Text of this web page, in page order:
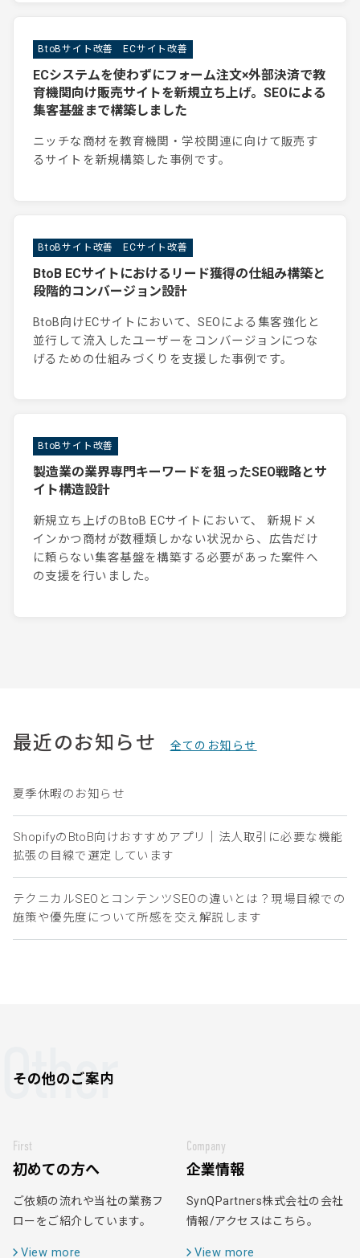
BtoBサイト改善 ECサイト改善
ECシステムを使わずにフォーム注文×外部決済で教
育機関向け販売サイトを新規立ち上げ。SEOによる
集客基盤まで構築しました
ニッチな商材を教育機関・学校関連に向けて販売す
るサイトを新規構築した事例です。
BtoBサイト改善 ECサイト改善
BtoB ECサイトにおけるリード獲得の仕組み構築と
段階的コンバージョン設計
BtoB向けECサイトにおいて、SEOによる集客強化と
並行して流入したユーザーをコンバージョンにつな
げるための仕組みづくりを支援した事例です。
BtoBサイト改善
製造業の業界専門キーワードを狙ったSEO戦略とサ
イト構造設計
新規立ち上げのBtoB ECサイトにおいて、 新規ドメ
インかつ商材が数種類しかない状況から、広告だけ
に頼らない集客基盤を構築する必要があった案件へ
の支援を行いました。
最近のお知らせ 全てのお知らせ
夏季休暇のお知らせ
ShopifyのBtoB向けおすすめアプリ｜法人取引に必要な機能
拡張の目線で選定しています
テクニカルSEOとコンテンツSEOの違いとは？現場目線での
施策や優先度について所感を交え解説します
Other
その他のご案内
First
初めての方へ
ご依頼の流れや当社の業務フ
ローをご紹介しています。
View more
Company
企業情報
SynQPartners株式会社の会社
情報/アクセスはこちら。
View more